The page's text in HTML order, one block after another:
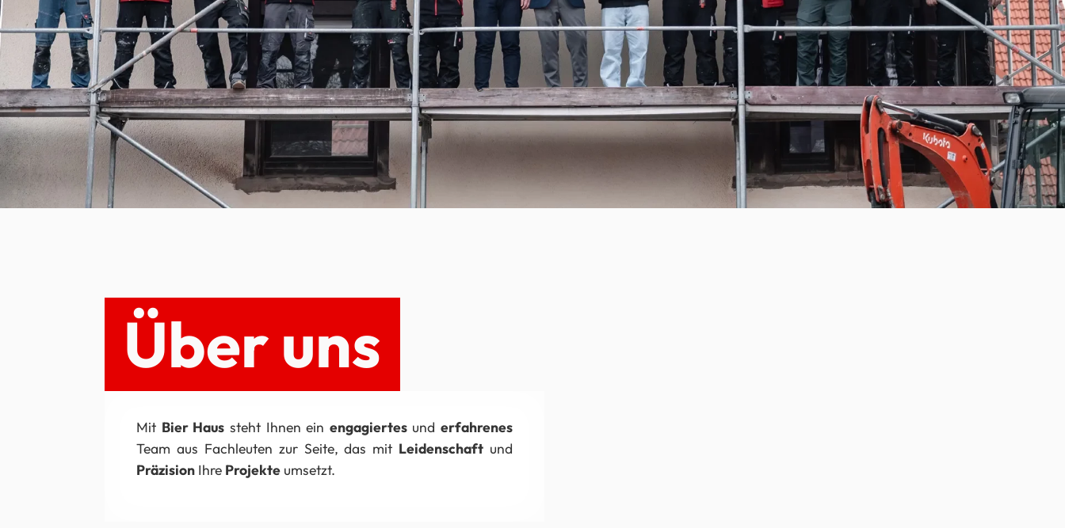
Über uns
Mit Bier Haus steht Ihnen ein engagiertesund erfahrenes
Team aus Fachleuten zur Seite, das mit Leidenschaft und
Präzision Ihre Projekte umsetzt.